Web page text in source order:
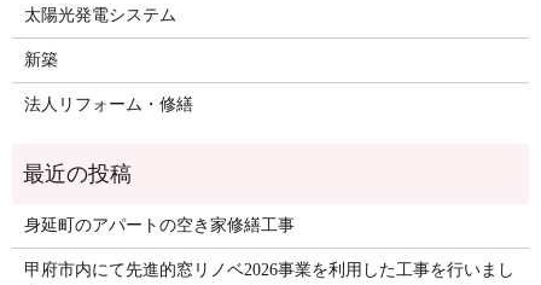
太陽光発電システム
新築
法人リフォーム・修繕
身延町のアパートの空き家修繕工事
甲府市内にて先進的窓リノベ2026事業を利用した工事を行いまし